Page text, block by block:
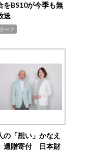
をBS10が今季も無
送
ーツ
の「想い」かなえ
贈寄付 日本財